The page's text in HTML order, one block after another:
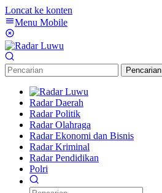
Loncat ke konten
Menu Mobile
Pencarian
Radar Daerah
Radar Politik
Radar Olahraga
Radar Ekonomi dan Bisnis
Radar Kriminal
Radar Pendidikan
Polri